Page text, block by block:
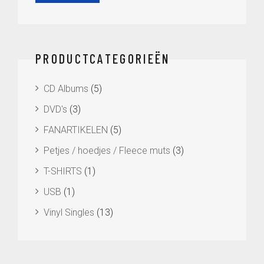
PRODUCTCATEGORIEËN
CD Albums (5)
DVD's (3)
FANARTIKELEN (5)
Petjes / hoedjes / Fleece muts (3)
T-SHIRTS (1)
USB (1)
Vinyl Singles (13)